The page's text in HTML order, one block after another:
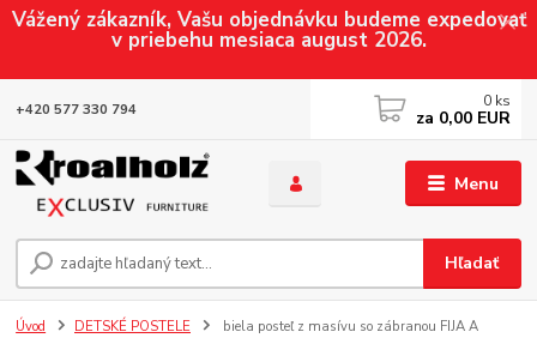
Vážený zákazník, Vašu objednávku budeme expedovať
v priebehu mesiaca august 2026.
Menu
Hľadať
+420 577 330 794 0 ks
za 0,00 EUR
Úvod DETSKÉ POSTELE biela posteľ z masívu so zábranou FIJA A